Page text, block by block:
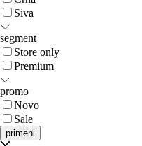
Siva
segment
Store only
Premium
promo
Novo
Sale
primeni